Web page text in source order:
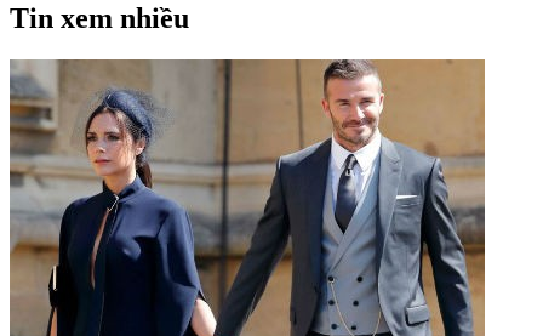
Tin xem nhiều